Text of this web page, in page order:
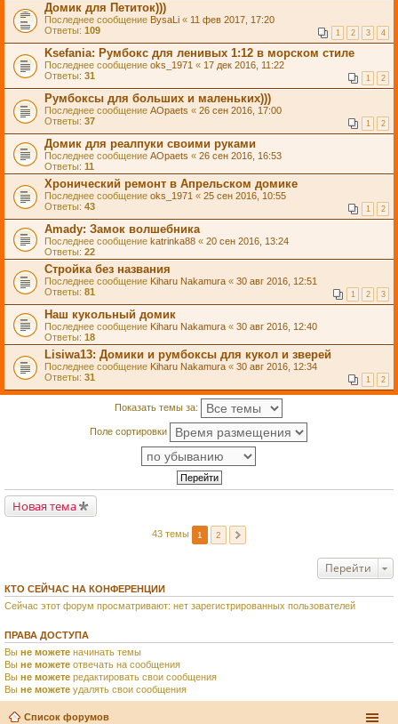
Домик для Петиток)))
Последнее сообщение BysaLi « 11 фев 2017, 17:20
Ответы: 109 1 2 3 4
Ksefania: Румбокс для ленивых 1:12 в морском стиле
Последнее сообщение oks_1971 « 17 дек 2016, 11:22
Ответы: 31 1 2
Румбоксы для больших и маленьких)))
Последнее сообщение AOpaets « 26 сен 2016, 17:00
Ответы: 37 1 2
Домик для реалпуки своими руками
Последнее сообщение AOpaets « 26 сен 2016, 16:53
Ответы: 11
Хронический ремонт в Апрельском домике
Последнее сообщение oks_1971 « 25 сен 2016, 10:55
Ответы: 43 1 2
Amady: Замок волшебника
Последнее сообщение katrinka88 « 20 сен 2016, 13:24
Ответы: 22
Стройка без названия
Последнее сообщение Kiharu Nakamura « 30 авг 2016, 12:51
Ответы: 81 1 2 3
Наш кукольный домик
Последнее сообщение Kiharu Nakamura « 30 авг 2016, 12:40
Ответы: 18
Lisiwa13: Домики и румбоксы для кукол и зверей
Последнее сообщение Kiharu Nakamura « 30 авг 2016, 12:34
Ответы: 31 1 2
Показать темы за:
Поле сортировки
Новая тема
43 темы 1 2
Перейти
КТО СЕЙЧАС НА КОНФЕРЕНЦИИ
Сейчас этот форум просматривают: нет зарегистрированных пользователей
ПРАВА ДОСТУПА
Вы не можете начинать темы
Вы не можете отвечать на сообщения
Вы не можете редактировать свои сообщения
Вы не можете удалять свои сообщения
Список форумов